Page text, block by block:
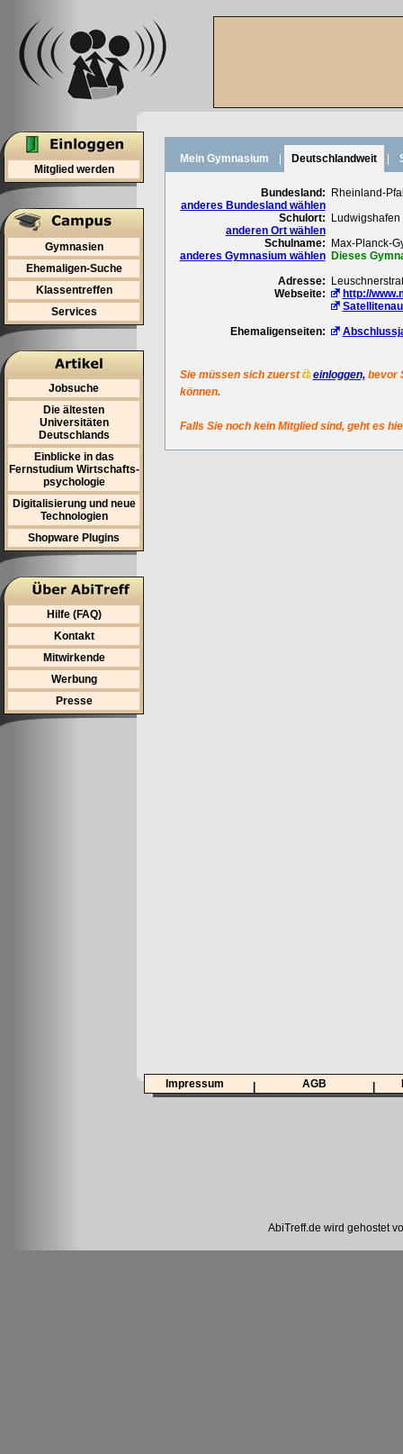
Mitglied werden
Gymnasien
Ehemaligen-Suche
Klassentreffen
Services
Jobsuche
Die ältesten
Universitäten
Deutschlands
Einblicke in das
Fernstudium Wirtschafts-
psychologie
Digitalisierung und neue
Technologien
Shopware Plugins
Hilfe (FAQ)
Kontakt
Mitwirkende
Werbung
Presse
Mein Gymnasium Deutschlandweit
Bundesland:
anderes Bundesland wählen
Rheinland-
Schulort:
anderen Ort wählen
Ludwigshafen
Schulname:
anderes Gymnasium wählen
Max-Planck-
Dieses
Adresse:
Webseite:
http://
Ehemaligenseiten:
Sie müssen sich zuerst einloggen,bevor
können.
Falls Sie noch kein Mitglied sind, geht es
Impressum AGB
AbiTreff.de wird gehostet